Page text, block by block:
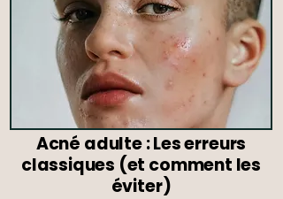
Acné adulte : Les erreurs
classiques (et comment les
éviter)